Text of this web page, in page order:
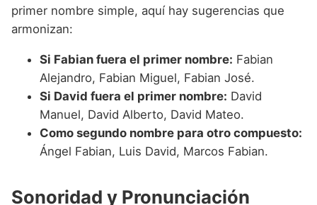
primer nombre simple, aquí hay sugerencias que
armonizan:
Si Fabian fuera el primer nombre: Fabian
Alejandro, Fabian Miguel, Fabian José.
Si David fuera el primer nombre: David
Manuel, David Alberto, David Mateo.
Como segundo nombre para otro compuesto:
Ángel Fabian, Luis David, Marcos Fabian.
Sonoridad y Pronunciación